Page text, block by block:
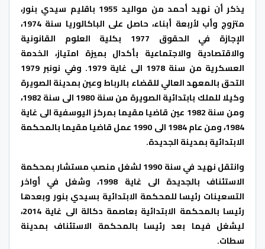
يذكر أن نهيد أحمد من مواليد 1955 باقليم سيدي بنور،
متزوج وأب لأربعة أبناء، حاصل على الباكالوريا سنة 1974،
الإجازة في الحقوق 1977 بكلية العلوم القانونية
والاقتصادية والاجتماعية بأكدال بميزة امتياز، الخدمة
العسكرية من سنة 1978 الى غاية 1979. وفي نونبر 1979
التحق بالمعهد العالي للقضاء بالرباط وعين بمدينة الصويرة
وكيلا للملك بابتدائية الصويرة من سنة 1980 الى سنة 1982،
ومن سنة 1982 عين قاضيا مقيما بمركز اليوسفية الى غاية
1984، ومن عام 1984 الى 1990 عمل قاضيا مقيما بالمحكمة
الابتدائية بمدينة الجديدة.
وانتقل نهيد في سنة 1990 لشغل منصب مستشار بمحكمة
الاستئناف بالجديدة الى غاية 1998، وشغل في أواخر
التسعينات رئيسا للمحكمة الابتدائية بسيدي بنور وبعدها
رئيسا بالمحكمة الابتدائية بعاصمة دكالة الى غاية 2014،
ليشغل فيما بعد رئيسا بالمحكمة الاستئناف بمدينة
سطات.